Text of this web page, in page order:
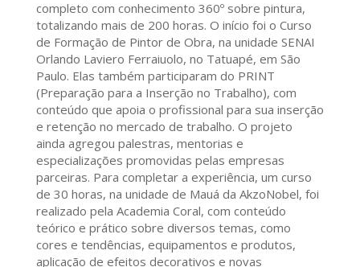
completo com conhecimento 360º sobre pintura,
totalizando mais de 200 horas. O início foi o Curso
de Formação de Pintor de Obra, na unidade SENAI
Orlando Laviero Ferraiuolo, no Tatuapé, em São
Paulo. Elas também participaram do PRINT
(Preparação para a Inserção no Trabalho), com
conteúdo que apoia o profissional para sua inserção
e retenção no mercado de trabalho. O projeto
ainda agregou palestras, mentorias e
especializações promovidas pelas empresas
parceiras. Para completar a experiência, um curso
de 30 horas, na unidade de Mauá da AkzoNobel, foi
realizado pela Academia Coral, com conteúdo
teórico e prático sobre diversos temas, como
cores e tendências, equipamentos e produtos,
aplicação de efeitos decorativos e novas